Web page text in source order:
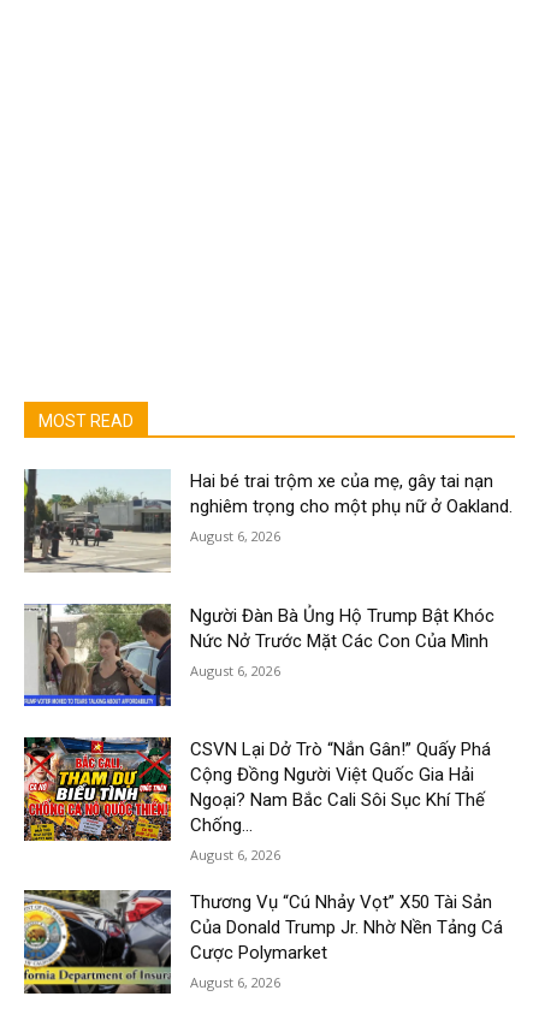
MOST READ
Hai bé trai trộm xe của mẹ, gây tai nạn
nghiêm trọng cho một phụ nữ ở Oakland.
August 6, 2026
Người Đàn Bà Ủng Hộ Trump Bật Khóc
Nức Nở Trước Mặt Các Con Của Mình
August 6, 2026
CSVN Lại Dở Trò “Nắn Gân!” Quấy Phá
Cộng Đồng Người Việt Quốc Gia Hải
Ngoại? Nam Bắc Cali Sôi Sục Khí Thế
Chống...
August 6, 2026
Thương Vụ “Cú Nhảy Vọt” X50 Tài Sản
Của Donald Trump Jr. Nhờ Nền Tảng Cá
Cược Polymarket
August 6, 2026